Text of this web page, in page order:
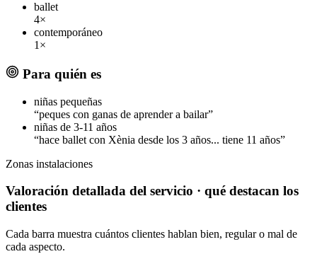
ballet
4×
contemporáneo
1×
Para quién es
niñas pequeñas
“peques con ganas de aprender a bailar”
niñas de 3-11 años
“hace ballet con Xènia desde los 3 años... tiene 11 años”
Zonas instalaciones
Valoración detallada del servicio · qué destacan los
clientes
Cada barra muestra cuántos clientes hablan bien, regular o mal de
cada aspecto.